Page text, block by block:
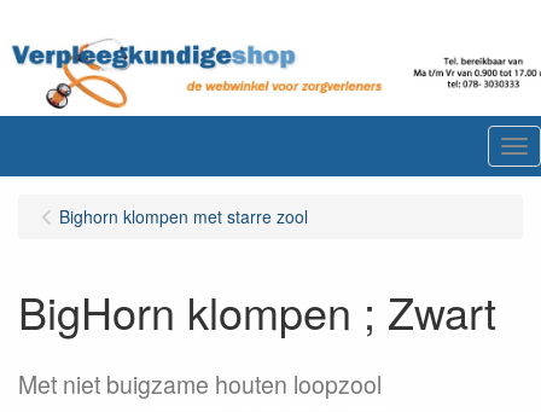
Bighorn klompen met starre zool
BigHorn klompen ; Zwart
Met niet buigzame houten loopzool